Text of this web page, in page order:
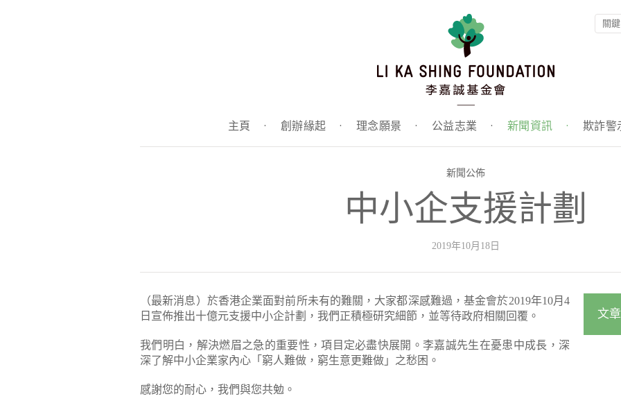
主頁 · 創辦緣起 · 理念願景 · 公益志業 · 新聞資訊 · 欺詐警
新聞公佈
中小企支援計劃
2019年10月18日
（最新消息）於香港企業面對前所未有的難關，大家都深感難過，基金會於2019年10月4
日宣佈推出十億元支援中小企計劃，我們正積極研究細節，並等待政府相關回覆。
我們明白，解決燃眉之急的重要性，項目定必盡快展開。李嘉誠先生在憂患中成長，深
深了解中小企業家內心「窮人難做，窮生意更難做」之愁困。
感謝您的耐心，我們與您共勉。
文